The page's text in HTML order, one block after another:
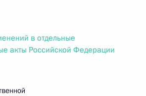
в отдельные
акты Российской Федерации